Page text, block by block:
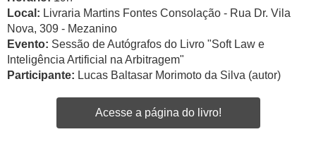
Local: Livraria Martins Fontes Consolação - Rua Dr. Vila
Nova, 309 - Mezanino
Evento: Sessão de Autógrafos do Livro "Soft Law e
Inteligência Artificial na Arbitragem"
Participante: Lucas Baltasar Morimoto da Silva (autor)
Acesse a página do livro!